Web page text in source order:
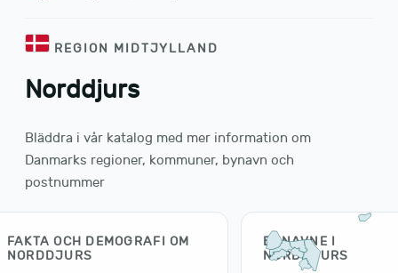
REGION MIDTJYLLAND
Norddjurs
Bläddra i vår katalog med mer information om
Danmarks regioner, kommuner, bynavn och
postnummer
FAKTA OCH DEMOGRAFI OM
NORDDJURS
BYNAVNE I
NORDDJURS